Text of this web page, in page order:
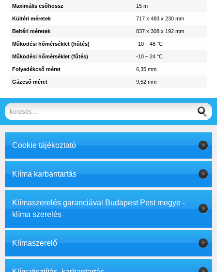
Maximális csőhossz 15 m
Kültéri méretek 717 x 483 x 230 mm
Beltéri méretek 837 x 308 x 192 mm
Működési hőmérséklet (hűtés) -10 – 48 °C
Működési hőmérséklet (fűtés) -10 – 24 °C
Folyadékcső méret 6,35 mm
Gázcső méret 9,52 mm
Cookie tájékoztató
Klíma karbantartás
Klímaszerelés garanciával Budapest Pest megye -
klíma szerelés
Klímaszerelő